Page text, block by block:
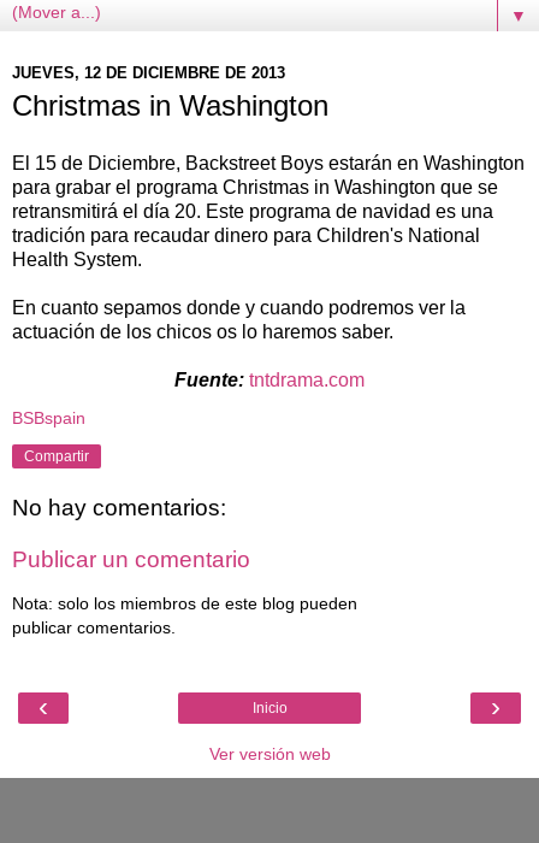
▼
JUEVES, 12 DE DICIEMBRE DE 2013
Christmas in Washington
El 15 de Diciembre, Backstreet Boys estarán en Washington
para grabar el programa Christmas in Washington que se
retransmitirá el día 20. Este programa de navidad es una
tradición para recaudar dinero para Children's National
Health System.
En cuanto sepamos donde y cuando podremos ver la
actuación de los chicos os lo haremos saber.
Fuente: tntdrama.com
BSBspain
Compartir
No hay comentarios:
Publicar un comentario
Nota: solo los miembros de este blog pueden
publicar comentarios.
‹ ›
Inicio
Ver versión web